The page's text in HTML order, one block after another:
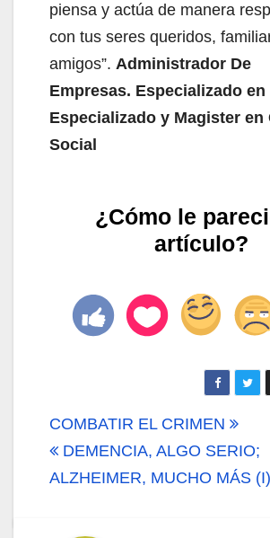
piensa y actúa de manera
con tus seres queridos,
amigos”. Administrador De
Empresas. Especializado en
Especializado y Magister en
Social
¿Cómo le
artículo?
Navegación
de
entradas
COMBATIR EL CRIMEN
DEMENCIA, ALGO SERIO;
ALZHEIMER, MUCHO MÁS (I)